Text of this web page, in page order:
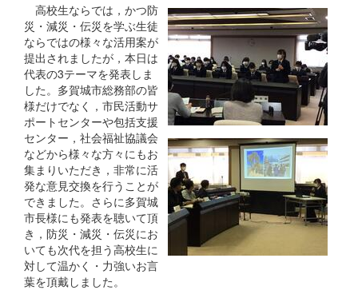
高校生ならでは，かつ防
災・減災・伝災を学ぶ生徒
ならではの様々な活用案が
提出されましたが，本日は
代表の3テーマを発表しま
した。多賀城市総務部の皆
様だけでなく，市民活動サ
ポートセンターや包括支援
センター，社会福祉協議会
などから様々な方々にもお
集まりいただき，非常に活
発な意見交換を行うことが
できました。さらに多賀城
市長様にも発表を聴いて頂
き，防災・減災・伝災にお
いても次代を担う高校生に
対して温かく・力強いお言
葉を頂戴しました。